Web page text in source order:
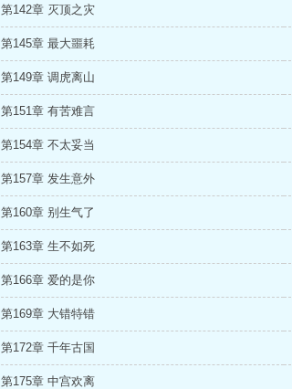
第142章 灭顶之灾
第145章 最大噩耗
第149章 调虎离山
第151章 有苦难言
第154章 不太妥当
第157章 发生意外
第160章 别生气了
第163章 生不如死
第166章 爱的是你
第169章 大错特错
第172章 千年古国
第175章 中宫欢离